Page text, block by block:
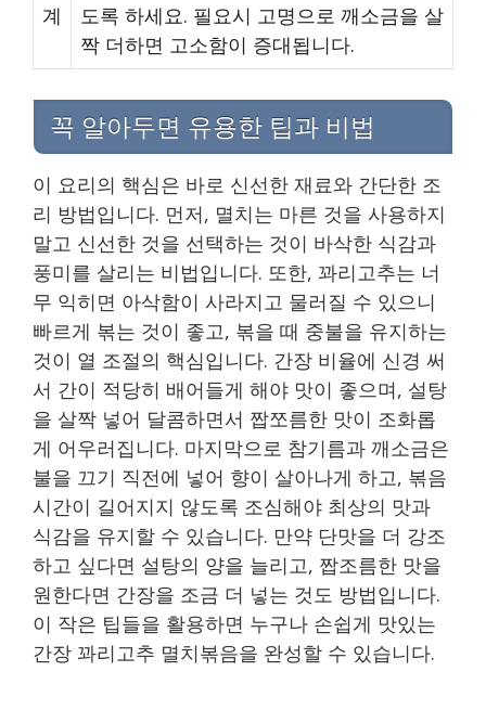
계
도록 하세요. 필요시 고명으로 깨소금을 살
짝 더하면 고소함이 증대됩니다.
꼭 알아두면 유용한 팁과 비법
이 요리의 핵심은 바로 신선한 재료와 간단한 조
리 방법입니다. 먼저, 멸치는 마른 것을 사용하지
말고 신선한 것을 선택하는 것이 바삭한 식감과
풍미를 살리는 비법입니다. 또한, 꽈리고추는 너
무 익히면 아삭함이 사라지고 물러질 수 있으니
빠르게 볶는 것이 좋고, 볶을 때 중불을 유지하는
것이 열 조절의 핵심입니다. 간장 비율에 신경 써
서 간이 적당히 배어들게 해야 맛이 좋으며, 설탕
을 살짝 넣어 달콤하면서 짭쪼름한 맛이 조화롭
게 어우러집니다. 마지막으로 참기름과 깨소금은
불을 끄기 직전에 넣어 향이 살아나게 하고, 볶음
시간이 길어지지 않도록 조심해야 최상의 맛과
식감을 유지할 수 있습니다. 만약 단맛을 더 강조
하고 싶다면 설탕의 양을 늘리고, 짭조름한 맛을
원한다면 간장을 조금 더 넣는 것도 방법입니다.
이 작은 팁들을 활용하면 누구나 손쉽게 맛있는
간장 꽈리고추 멸치볶음을 완성할 수 있습니다.